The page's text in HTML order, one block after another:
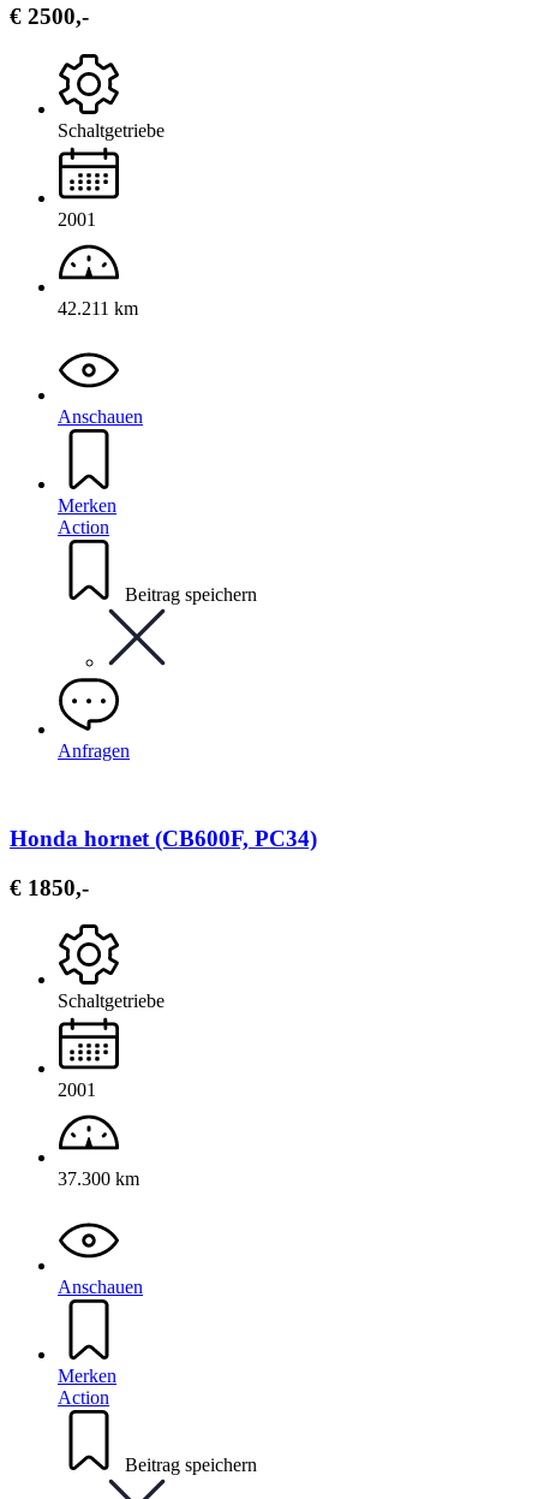
€ 2500,-
Schaltgetriebe
2001
42.211 km
Anschauen
Merken
Action
Beitrag speichern
Anfragen
Honda hornet (CB600F, PC34)
€ 1850,-
Schaltgetriebe
2001
37.300 km
Anschauen
Merken
Action
Beitrag speichern